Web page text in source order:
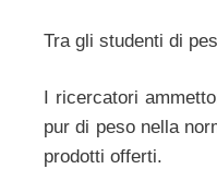
Tra gli studenti di
I ricercatori
pur di peso nella
prodotti offerti.